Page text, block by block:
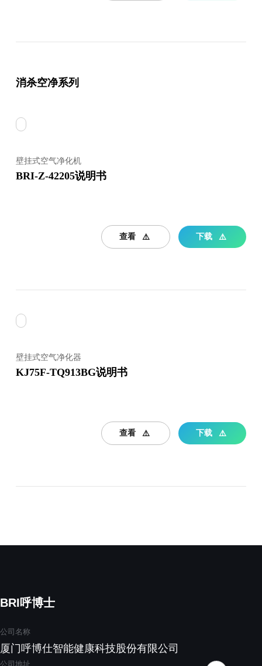
消杀空净系列
壁挂式空气净化机
BRI-Z-42205说明书
查看 下载
壁挂式空气净化器
KJ75F-TQ913BG说明书
查看 下载
BRI呼博士
公司名称
厦门呼博仕智能健康科技股份有限公司
公司地址